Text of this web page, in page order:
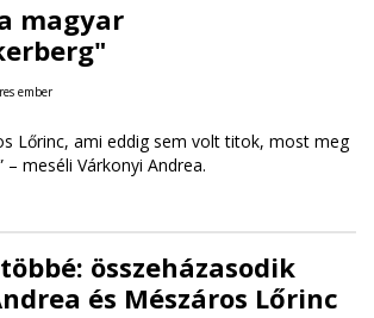
magyar
ember
Lőrinc, ami eddig sem volt titok, most meg
– meséli Várkonyi Andrea.
összeházasodik
és Mészáros Lőrinc